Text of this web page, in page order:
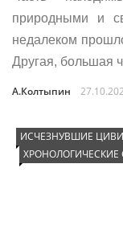
природными и
недалеком
Другая, большая
А.Колтыпин
ИСЧЕЗНУВШИЕ